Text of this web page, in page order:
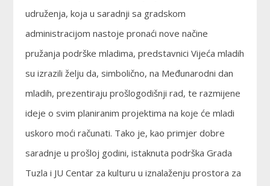
udruženja, koja u saradnji sa gradskom
administracijom nastoje pronaći nove načine
pružanja podrške mladima, predstavnici Vijeća mladih
su izrazili želju da, simbolično, na Međunarodni dan
mladih, prezentiraju prošlogodišnji rad, te razmijene
ideje o svim planiranim projektima na koje će mladi
uskoro moći računati. Tako je, kao primjer dobre
saradnje u prošloj godini, istaknuta podrška Grada
Tuzla i JU Centar za kulturu u iznalaženju prostora za